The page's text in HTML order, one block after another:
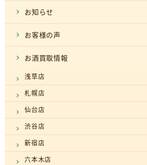
お知らせ
お客様の声
お酒買取情報
浅草店
札幌店
仙台店
渋谷店
新宿店
六本木店